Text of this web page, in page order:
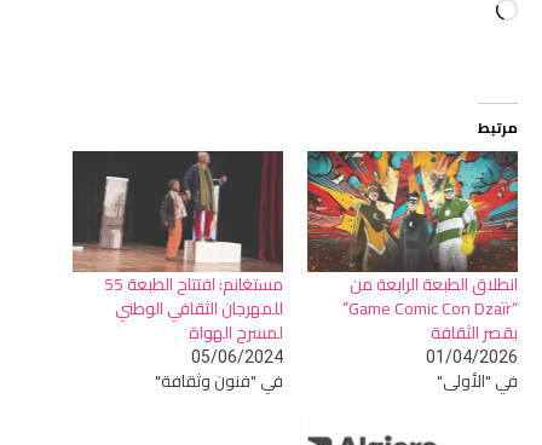
جاري
مرتبط
انطلاق الطبعة الرابعة من
“Game Comic Con Dzaïr”
بقصر الثقافة
01/04/2026
في "الأولى"
مستغانم: افتتاح الطبعة 55
للمهرجان الثقافي الوطني
لمسرح الهواة
05/06/2024
في "فنون وثقافة"